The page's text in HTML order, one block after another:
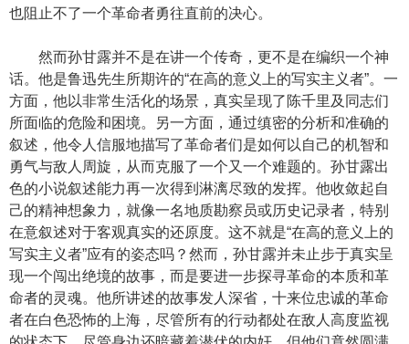
也阻止不了一个革命者勇往直前的决心。
然而孙甘露并不是在讲一个传奇，更不是在编织一个神
话。他是鲁迅先生所期许的“在高的意义上的写实主义者”。一
方面，他以非常生活化的场景，真实呈现了陈千里及同志们
所面临的危险和困境。另一方面，通过缜密的分析和准确的
叙述，他令人信服地描写了革命者们是如何以自己的机智和
勇气与敌人周旋，从而克服了一个又一个难题的。孙甘露出
色的小说叙述能力再一次得到淋漓尽致的发挥。他收敛起自
己的精神想象力，就像一名地质勘察员或历史记录者，特别
在意叙述对于客观真实的还原度。这不就是“在高的意义上的
写实主义者”应有的姿态吗？然而，孙甘露并未止步于真实呈
现一个闯出绝境的故事，而是要进一步探寻革命的本质和革
命者的灵魂。他所讲述的故事发人深省，十来位忠诚的革命
者在白色恐怖的上海，尽管所有的行动都处在敌人高度监视